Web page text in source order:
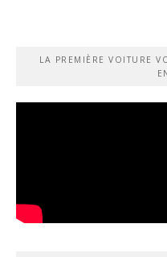
LA PREMIÈRE VOITURE